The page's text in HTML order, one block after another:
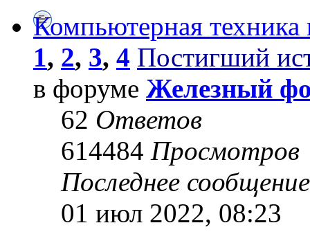
Компьютерная
1, 2, 3, 4 Постигший
в форуме Железный
62 Ответов
614484 Просмотров
Последнее
01 июл 2022, 08:23